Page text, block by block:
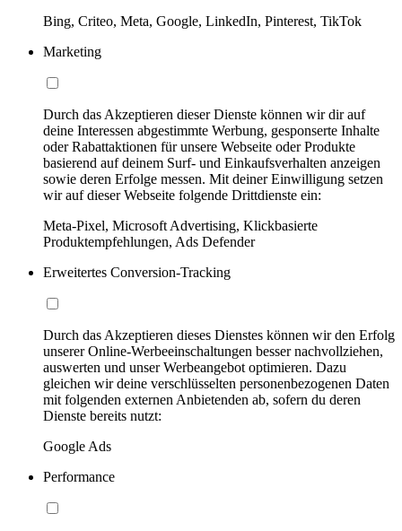
Bing, Criteo, Meta, Google, LinkedIn, Pinterest, TikTok
Marketing
Durch das Akzeptieren dieser Dienste können wir dir auf
deine Interessen abgestimmte Werbung, gesponserte Inhalte
oder Rabattaktionen für unsere Webseite oder Produkte
basierend auf deinem Surf- und Einkaufsverhalten anzeigen
sowie deren Erfolge messen. Mit deiner Einwilligung setzen
wir auf dieser Webseite folgende Drittdienste ein:
Meta-Pixel, Microsoft Advertising, Klickbasierte
Produktempfehlungen, Ads Defender
Erweitertes Conversion-Tracking
Durch das Akzeptieren dieses Dienstes können wir den Erfolg
unserer Online-Werbeeinschaltungen besser nachvollziehen,
auswerten und unser Werbeangebot optimieren. Dazu
gleichen wir deine verschlüsselten personenbezogenen Daten
mit folgenden externen Anbietenden ab, sofern du deren
Dienste bereits nutzt:
Google Ads
Performance